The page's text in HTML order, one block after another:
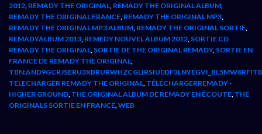
2012 REMADY THE ORIGINAL REMADY THE ORIGINAL ALBUM
REMADY THE ORIGINAL FRANCE REMADY THE ORIGINAL MP3
REMADY THE ORIGINAL MP3 ALBUM REMADY THE ORIGINAL SORTIE
REMADYALBUM 2013 REMEDY NOUVEL ALBUM 2012 SORTIE CD
REMADY THE ORIGINAL SORTIE DE THE ORIGINAL REMADY, SORTIE EN
FRANCE DE REMADY THE ORIGINAL
TELECHARGER REMADY THE ORIGINAL TÉLÉCHARGERREMADY -
HIGHER GROUND THE ORIGINAL ALBUM DE REMADY EN ÉCOUTE THE
ORIGINALS SORTIE EN FRANCE WEB